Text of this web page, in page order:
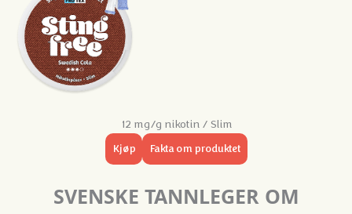
12 mg/g nikotin / Slim
Kjøp Fakta om produktet
SVENSKE TANNLEGER OM